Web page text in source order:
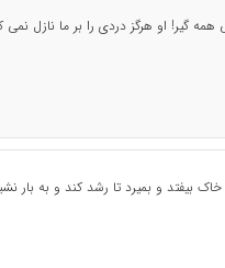
گیر! او هرگز دردی را بر ما نازل نمی
بیفتد و بمیرد تا رشد کند و به بار